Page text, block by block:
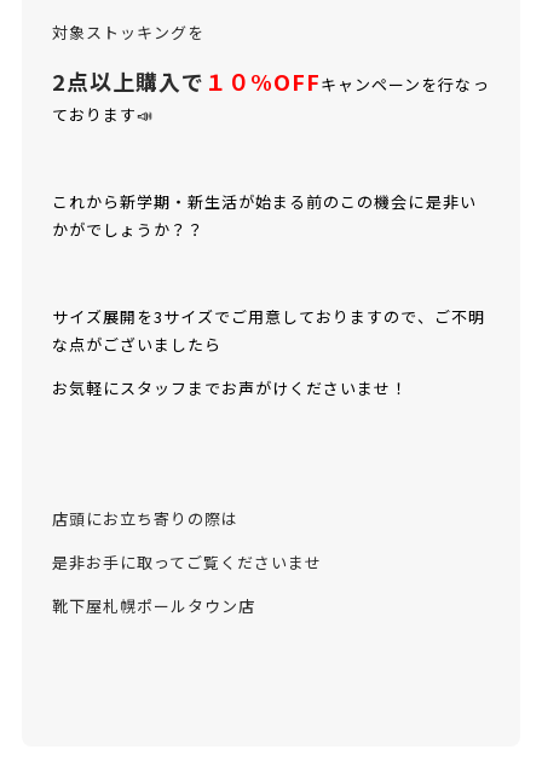
対象ストッキングを
2点以上購入で １０%OFFキャンペーンを行なっ
ております📣
これから新学期・新生活が始まる前のこの機会に是非い
かがでしょうか？？
サイズ展開を3サイズでご用意しておりますので、ご不明
な点がございましたら
お気軽にスタッフまでお声がけくださいませ！
店頭にお立ち寄りの際は
是非お手に取ってご覧くださいませ
靴下屋札幌ポールタウン店